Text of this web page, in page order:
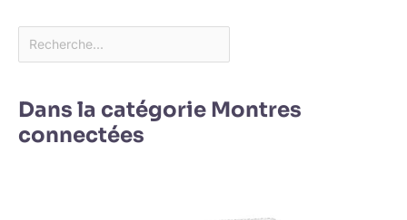
Dans la catégorie Montres
connectées